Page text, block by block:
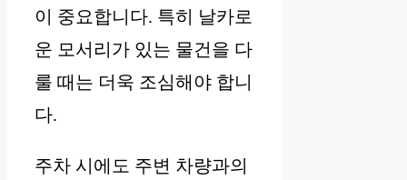
이 중요합니다. 특히 날카로
운 모서리가 있는 물건을 다
룰 때는 더욱 조심해야 합니
다.
주차 시에도 주변 차량과의